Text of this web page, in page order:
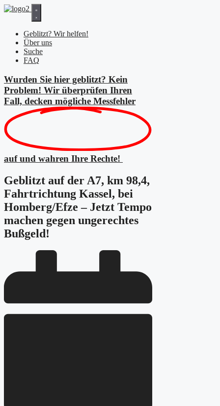
Zum
Geblitzt? Wir helfen!
Über uns
Suche
FAQ
Wurden Sie hier geblitzt? Kein
Problem! Wir überprüfen Ihren
Fall, decken mögliche Messfehler
auf und wahren Ihre Rechte!
Geblitzt auf der A7, km 98,4,
Fahrtrichtung Kassel, bei
Homberg/Efze – Jetzt Tempo
machen gegen ungerechtes
Bußgeld!